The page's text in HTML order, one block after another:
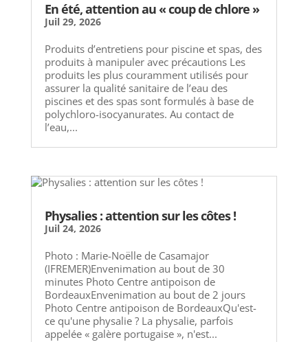
En été, attention au « coup de chlore »
Juil 29, 2026
Produits d’entretiens pour piscine et spas, des
produits à manipuler avec précautions Les
produits les plus couramment utilisés pour
assurer la qualité sanitaire de l’eau des
piscines et des spas sont formulés à base de
polychloro-isocyanurates. Au contact de
l’eau,...
Physalies : attention sur les côtes !
Juil 24, 2026
Photo : Marie-Noëlle de Casamajor
(IFREMER)Envenimation au bout de 30
minutes Photo Centre antipoison de
BordeauxEnvenimation au bout de 2 jours
Photo Centre antipoison de BordeauxQu'est-
ce qu'une physalie ? La physalie, parfois
appelée « galère portugaise », n'est...